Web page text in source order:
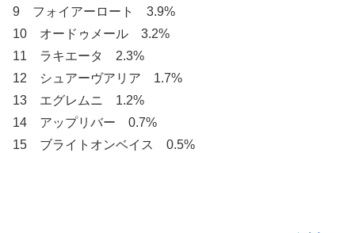
9 フォイアーロート 3.9%
10 オードゥメール 3.2%
11 ラキエータ 2.3%
12 シュアーヴアリア 1.7%
13 エグレムニ 1.2%
14 アップリバー 0.7%
15 ブライトオンベイス 0.5%